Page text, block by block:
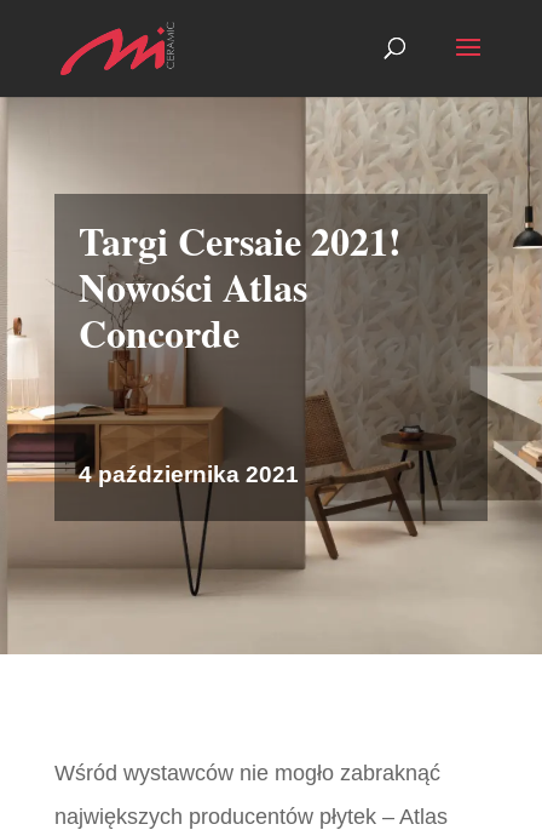
Targi Cersaie 2021!
Nowości Atlas
Concorde
4 października 2021
Wśród wystawców nie mogło zabraknąć
największych producentów płytek – Atlas